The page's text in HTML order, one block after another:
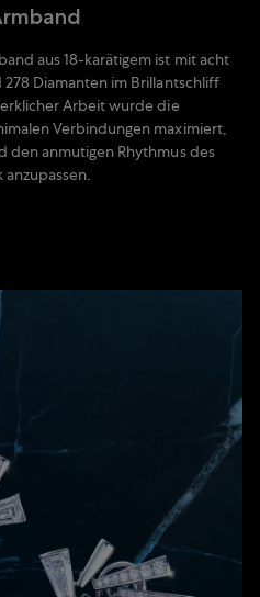
aus 18-karätigem ist mit acht
Diamanten im Brillantschliff
Arbeit wurde die
Verbindungen maximiert,
den anmutigen Rhythmus des